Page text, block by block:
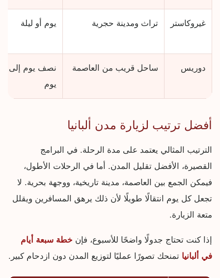
غيروكاستر تراث ومدينة حجرية يوم أو ليلة
دوريس ساحل قريب من العاصمة
نصف يوم إلى
يوم
أفضل ترتيب لزيارة مدن ألبانيا
الترتيب المثالي يعتمد على مدة الرحلة. في البرامج
القصيرة، الأفضل تقليل المدن. أما في الرحلات الأطول،
فيمكن الجمع بين العاصمة، مدينة تاريخية، ووجهة بحرية. لا
تجعل كل يوم انتقالًا طويلًا لأن ذلك يرهق المسافرين ويقلل
متعة الزيارة.
إذا كنت تحتاج جدولًا واضحًا للأسبوع، فإن خطة سبعة أيام
في ألبانيا تمنحك تصورًا عمليًا لتوزيع المدن دون ازدحام كبير.